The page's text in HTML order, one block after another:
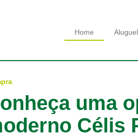
Home Aluguel
uma
Célis